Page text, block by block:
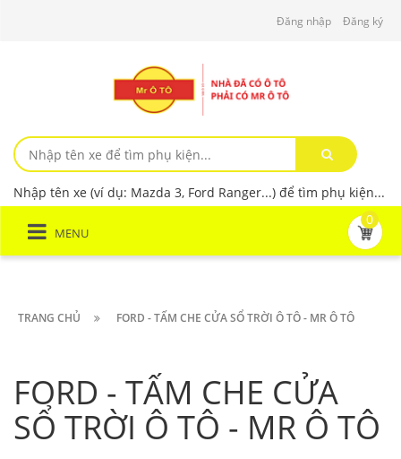
Đăng nhập Đăng ký
Nhập tên xe (ví dụ: Mazda 3, Ford Ranger...) để tìm phụ kiện...
MENU
0
TRANG CHỦ FORD - TẤM CHE CỬA SỔ TRỜI Ô TÔ - MR Ô TÔ
FORD - TẤM CHE CỬA
SỔ TRỜI Ô TÔ - MR Ô TÔ